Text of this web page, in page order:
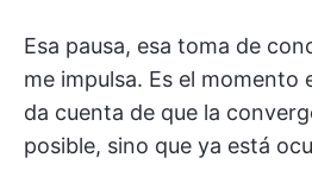
Esa pausa, esa toma de
me impulsa. Es el momento
da cuenta de que la
posible, sino que ya está